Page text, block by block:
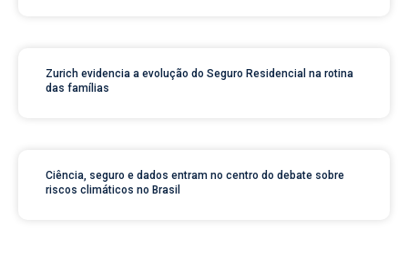
Zurich evidencia a evolução do Seguro Residencial na rotina
das famílias
Ciência, seguro e dados entram no centro do debate sobre
riscos climáticos no Brasil